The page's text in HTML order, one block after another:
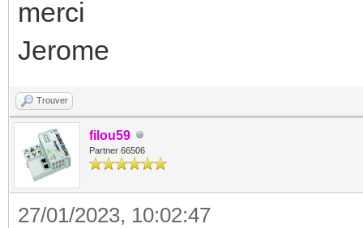
merci
Jerome
Trouver
filou59
Partner 66506
27/01/2023, 10:02:47